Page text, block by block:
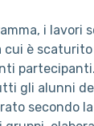
i lavori
cui è
partecipanti.
gli alunni
secondo